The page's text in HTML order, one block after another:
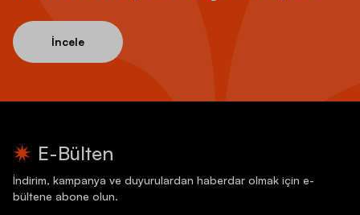
İncele
E-Bülten
İndirim, kampanya ve duyurulardan haberdar olmak için e-
bültene abone olun.